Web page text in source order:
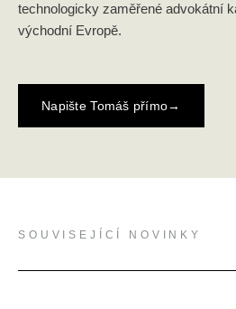
technologicky zaměřené advokátní
východní Evropě.
Napište Tomáš přímo→
SOUVISEJÍCÍ NOVINKY